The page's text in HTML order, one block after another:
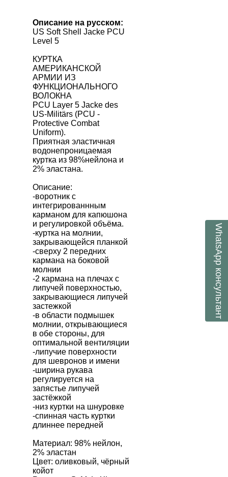
Описание на русском:
US Soft Shell Jacke PCU
Level 5
КУРТКА
АМЕРИКАНСКОЙ
АРМИИ ИЗ
ФУНКЦИОНАЛЬНОГО
ВОЛОКНА
PCU Layer 5 Jacke des
US-Militärs (PCU -
Protective Combat
Uniform).
Приятная эластичная
водонепроницаемая
куртка из 98%нейлона и
2% эластана.
Описание:
-воротник с
интегрированнным
карманом для капюшона
и регулировкой объёма.
-куртка на молнии,
закрывающейся планкой
-сверху 2 передних
кармана на боковой
молнии
-2 кармана на плечах с
липучей поверхностью,
закрывающиеся липучей
застежкой
-в области подмышек
молнии, открывающиеся
в обе стороны, для
оптимальной вентиляции
-липучие поверхности
для шевронов и имени
-ширина рукава
регулируется на
запястье липучей
застёжкой
-низ куртки на шнуровке
-спинная часть куртки
длиннее передней
Материал: 98% нейлон,
2% эластан
Цвет: оливковый, чёрный
койот
WhatsApp
консультант